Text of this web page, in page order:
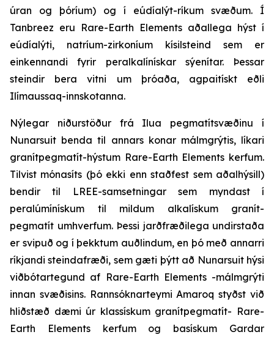
úran og þóríum) og í eúdíalýt-ríkum svæðum. Í
Tanbreez eru Rare-Earth Elements aðallega hýst í
eúdíalýti, natríum-zirkoníum kísilsteind sem er
einkennandi fyrir peralkalínískar sýenítar. Þessar
steindir bera vitni um þróaða, agpaitískt eðli
Ilímaussaq-innskotanna.
Nýlegar niðurstöður frá Ilua pegmatítsvæðinu í
Nunarsuit benda til annars konar málmgrýtis, líkari
granítpegmatít-hýstum Rare-Earth Elements kerfum.
Tilvist mónasíts (þó ekki enn staðfest sem aðalhýsill)
bendir til LREE-samsetningar sem myndast í
peralúmínískum til mildum alkalískum granít-
pegmatít umhverfum. Þessi jarðfræðilega undirstaða
er svipuð og í þekktum auðlindum, en þó með annarri
ríkjandi steindafræði, sem gæti þýtt að Nunarsuit hýsi
viðbótartegund af Rare-Earth Elements -málmgrýti
innan svæðisins. Rannsóknarteymi Amaroq styðst við
hliðstæð dæmi úr klassískum granítpegmatít- Rare-
Earth Elements kerfum og basískum Gardar